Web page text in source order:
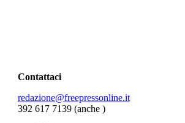
Contattaci
redazione@freepressonline.it
392 617 7139 (anche )